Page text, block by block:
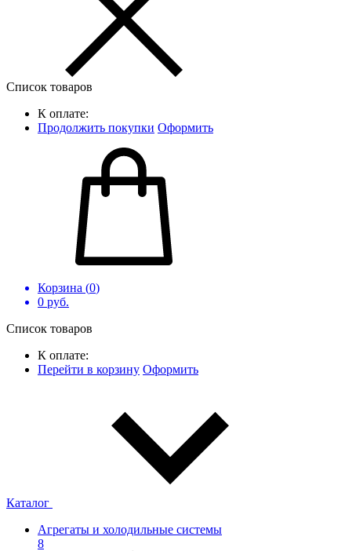
Список товаров
К оплате:
Продолжить покупки Оформить
Корзина (0)
0 руб.
Список товаров
К оплате:
Перейти в корзину Оформить
Каталог
Агрегаты и холодильные системы
8